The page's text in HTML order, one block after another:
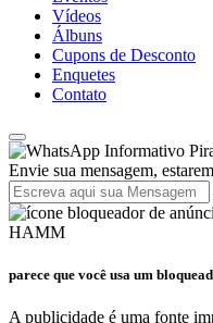
Vídeos
Álbuns
Cupons de Desconto
Enquetes
Contato
Informativo
Envie sua mensagem,
HAMM
parece que você usa um
A publicidade é uma fonte